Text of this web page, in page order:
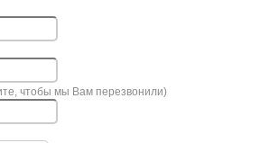
чтобы мы Вам перезвонили)